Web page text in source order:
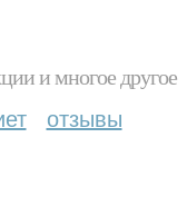
и многое другое
отзывы